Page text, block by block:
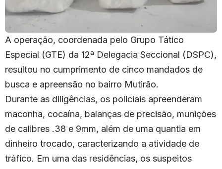
A operação, coordenada pelo Grupo Tático
Especial (GTE) da 12ª Delegacia Seccional (DSPC),
resultou no cumprimento de cinco mandados de
busca e apreensão no bairro Mutirão.
Durante as diligências, os policiais apreenderam
maconha, cocaína, balanças de precisão, munições
de calibres .38 e 9mm, além de uma quantia em
dinheiro trocado, caracterizando a atividade de
tráfico. Em uma das residências, os suspeitos